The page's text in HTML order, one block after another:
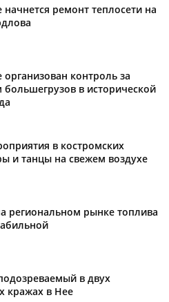
начнется ремонт теплосети на
организован контроль за
в исторической
в костромских
и танцы на свежем воздухе
региональном рынке топлива
в двух
кражах в Нее